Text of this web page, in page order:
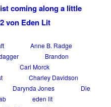
coming along a little
von Eden Lit
Anne B. Radge
Brandon
Carl Morck
Charley Davidson
Darynda Jones
Die
eden lit